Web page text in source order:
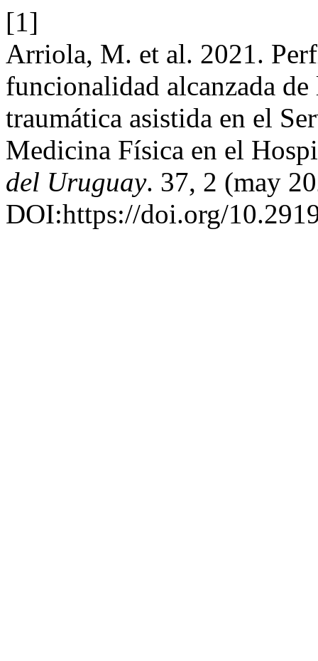
[1]
Arriola, M. et al. 2021.
funcionalidad alcanzada
traumática asistida en el
Medicina Física en el
del Uruguay. 37, 2 (may
DOI:https://doi.org/